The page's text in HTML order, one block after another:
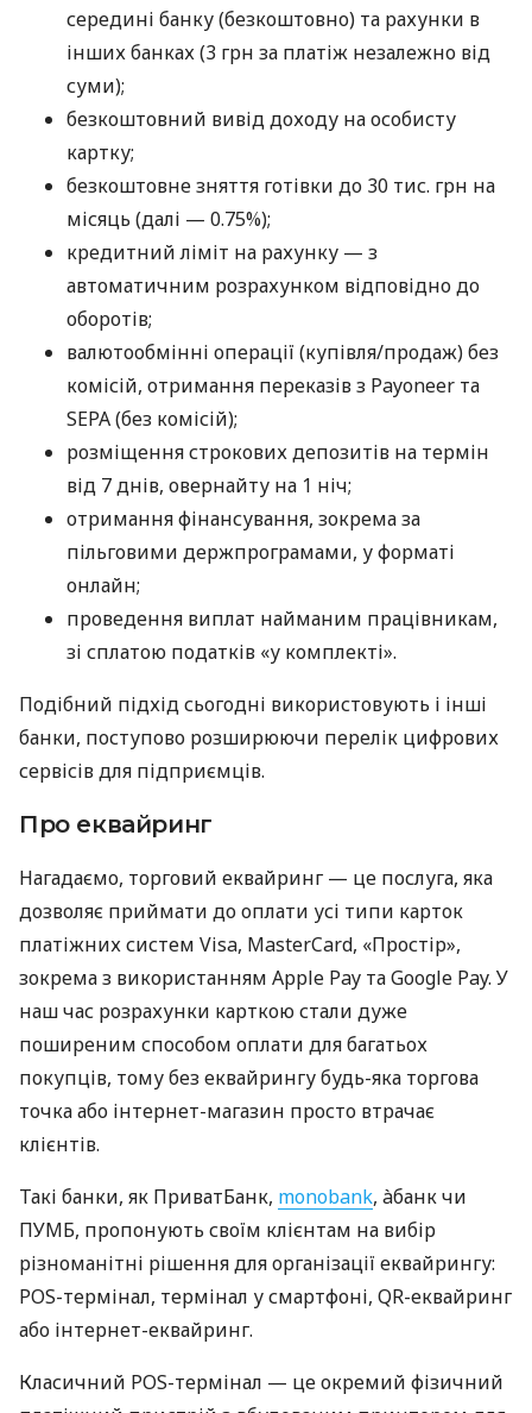
середині банку (безкоштовно) та рахунки в
інших банках (3 грн за платіж незалежно від
суми);
безкоштовний вивід доходу на особисту
картку;
безкоштовне зняття готівки до 30 тис. грн на
місяць (далі — 0.75%);
кредитний ліміт на рахунку — з
автоматичним розрахунком відповідно до
оборотів;
валютообмінні операції (купівля/продаж) без
комісій, отримання переказів з Payoneer та
SEPA (без комісій);
розміщення строкових депозитів на термін
від 7 днів, овернайту на 1 ніч;
отримання фінансування, зокрема за
пільговими держпрограмами, у форматі
онлайн;
проведення виплат найманим працівникам,
зі сплатою податків «у комплекті».
Подібний підхід сьогодні використовують і інші
банки, поступово розширюючи перелік цифрових
сервісів для підприємців.
Про еквайринг
Нагадаємо, торговий еквайринг — це послуга, яка
дозволяє приймати до оплати усі типи карток
платіжних систем Visa, MasterCard, «Простір»,
зокрема з використанням Apple Pay та Google Pay. У
наш час розрахунки карткою стали дуже
поширеним способом оплати для багатьох
покупців, тому без еквайрингу будь-яка торгова
точка або інтернет-магазин просто втрачає
клієнтів.
Такі банки, як ПриватБанк, monobank, àбанк чи
ПУМБ, пропонують своїм клієнтам на вибір
різноманітні рішення для організації еквайрингу:
POS-термінал, термінал у смартфоні, QR-еквайринг
або інтернет-еквайринг.
Класичний POS-термінал — це окремий фізичний